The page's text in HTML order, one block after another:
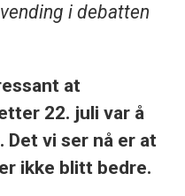
i debatten
at
22. juli var å
vi ser nå er at
ikke blitt bedre.